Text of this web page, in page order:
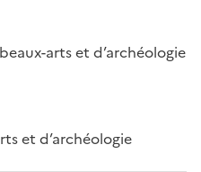
arts et d’archéologie
et d’archéologie